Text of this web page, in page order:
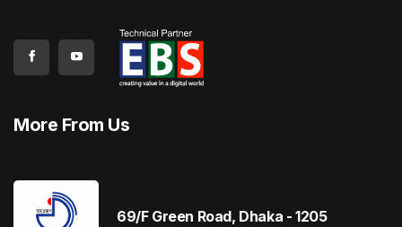
More From Us
69/F Green Road, Dhaka - 1205